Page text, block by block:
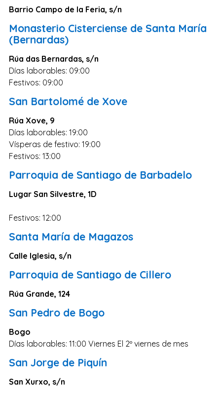
Barrio Campo de la Feria, s/n
Monasterio Cisterciense de Santa María
(Bernardas)
Rúa das Bernardas, s/n
Días laborables: 09:00
Festivos: 09:00
San Bartolomé de Xove
Rúa Xove, 9
Días laborables: 19:00
Vísperas de festivo: 19:00
Festivos: 13:00
Parroquia de Santiago de Barbadelo
Lugar San Silvestre, 1D
Festivos: 12:00
Santa María de Magazos
Calle Iglesia, s/n
Parroquia de Santiago de Cillero
Rúa Grande, 124
San Pedro de Bogo
Bogo
Días laborables: 11:00 Viernes El 2º viernes de mes
San Jorge de Piquín
San Xurxo, s/n